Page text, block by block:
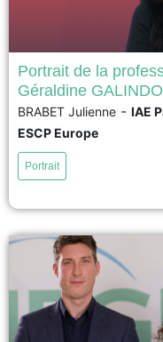
"Notre rôle n’est pas de
parcours de la Professeure
Université Paris Est Créteil,
Géraldine GALINDO....
Portrait de la
Géraldine GALINDO
BRABET Julienne - IAE
ESCP Europe
Portrait